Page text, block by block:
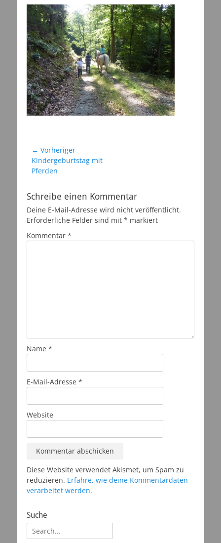
Beitragsnavigation
← Vorheriger
Vorheriger
Beitrag:
Kindergeburtstag mit
Pferden
Schreibe einen Kommentar
Deine E-Mail-Adresse wird nicht veröffentlicht.
Erforderliche Felder sind mit * markiert
Kommentar *
Name *
E-Mail-Adresse *
Website
Diese Website verwendet Akismet, um Spam zu
reduzieren. Erfahre, wie deine Kommentardaten
verarbeitet werden.
Suche
Suchen
nach: